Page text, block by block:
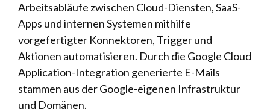
Arbeitsabläufe zwischen Cloud-Diensten, SaaS-
Apps und internen Systemen mithilfe
vorgefertigter Konnektoren, Trigger und
Aktionen automatisieren. Durch die Google Cloud
Application-Integration generierte E-Mails
stammen aus der Google-eigenen Infrastruktur
und Domänen.